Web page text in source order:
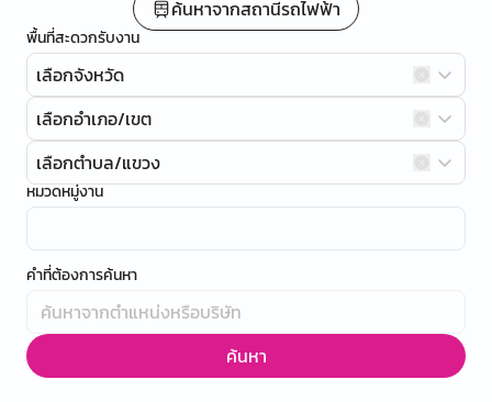
ค้นหาจากสถานีรถไฟฟ้า
พื้นที่สะดวกรับงาน
เลือกจังหวัด
เลือกอำเภอ/เขต
เลือกตำบล/แขวง
หมวดหมู่งาน
คำที่ต้องการค้นหา
ค้นหา